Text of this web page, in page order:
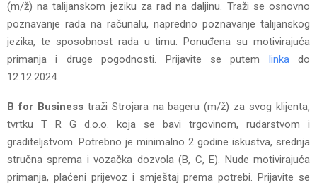
(m/ž) na talijanskom jeziku za rad na daljinu. Traži se osnovno
poznavanje rada na računalu, napredno poznavanje talijanskog
jezika, te sposobnost rada u timu. Ponuđena su motivirajuća
primanja i druge pogodnosti. Prijavite se putem linkado
12.12.2024.
B for Business traži Strojara na bageru (m/ž) za svog klijenta,
tvrtku T R G d.o.o. koja se bavi trgovinom, rudarstvom i
graditeljstvom. Potrebno je minimalno 2 godine iskustva, srednja
stručna sprema i vozačka dozvola (B, C, E). Nude motivirajuća
primanja, plaćeni prijevoz i smještaj prema potrebi. Prijavite se